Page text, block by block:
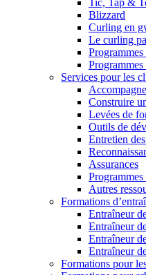
Tic, Tap &
Blizzard
Curling en
Le curling
Services pour les
Construire
Levées de
Outils de
Entretien
Assurances
Autres
Formations
Entraîneur
Entraîneur
Entraîneur
Entraîneur
Formations pour